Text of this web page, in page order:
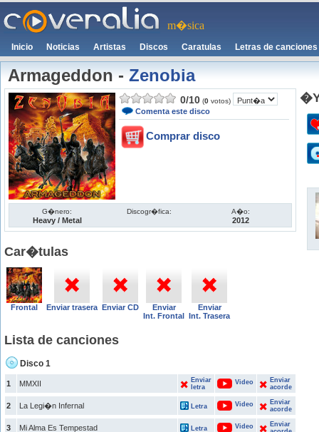
m�sica
Inicio Noticias Artistas Discos Caratulas Letras de canciones
Armageddon-Zenobia
0/10 (0 votos)
Comenta este disco
Comprar disco
G�nero:
Heavy / Metal
Discogr�fica: A�o:
2012
Car�tulas
Frontal Enviar trasera Enviar CD
Enviar
Int. Frontal
Enviar
Int. Trasera
Lista de canciones
Disco 1
1 MMXII
Enviar
letra
Video
Enviar
acorde
2 La Legi�n Infernal Letra Video
Enviar
acorde
3 Mi Alma Es Tempestad Letra Video
Enviar